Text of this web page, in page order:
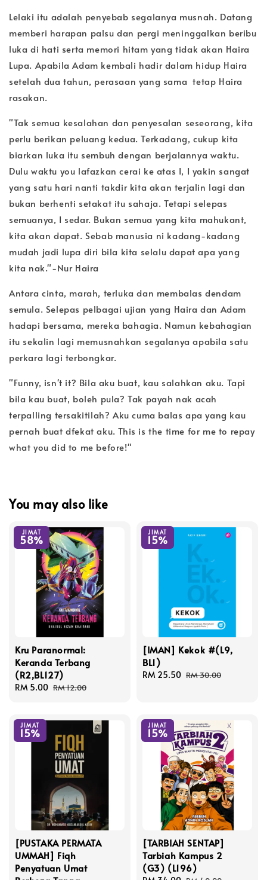
Lelaki itu adalah penyebab segalanya musnah. Datang
memberi harapan palsu dan pergi meninggalkan beribu
luka di hati serta memori hitam yang tidak akan Haira
Lupa. Apabila Adam kembali hadir dalam hidup Haira
setelah dua tahun, perasaan yang sama tetap Haira
rasakan.
"Tak semua kesalahan dan penyesalan seseorang, kita
perlu berikan peluang kedua. Terkadang, cukup kita
biarkan luka itu sembuh dengan berjalannya waktu.
Dulu waktu you lafazkan cerai ke atas I, I yakin sangat
yang satu hari nanti takdir kita akan terjalin lagi dan
bukan berhenti setakat itu sahaja. Tetapi selepas
semuanya, I sedar. Bukan semua yang kita mahukant,
kita akan dapat. Sebab manusia ni kadang-kadang
mudah jadi lupa diri bila kita selalu dapat apa yang
kita nak."-Nur Haira
Antara cinta, marah, terluka dan membalas dendam
semula. Selepas pelbagai ujian yang Haira dan Adam
hadapi bersama, mereka bahagia. Namun kebahagian
itu sekalin lagi memusnahkan segalanya apabila satu
perkara lagi terbongkar.
"Funny, isn't it? Bila aku buat, kau salahkan aku. Tapi
bila kau buat, boleh pula? Tak payah nak acah
terpalling tersakitilah? Aku cuma balas apa yang kau
pernah buat dfekat aku. This is the time for me to repay
what you did to me before!"
You may also like
JIMAT
58%
Kru Paranormal:
Keranda Terbang
(R2,BL127)
Sale
RM 5.00 Regular
RM 12.00
JIMAT
15%
[IMAN] Kekok #(L9,
BL1)
Sale
RM 25.50 Regular
RM 30.00
JIMAT
15%
[PUSTAKA PERMATA
UMMAH] Fiqh
Penyatuan Umat
JIMAT
15%
[TARBIAH SENTAP]
Tarbiah Kampus 2
(G3) (L196)